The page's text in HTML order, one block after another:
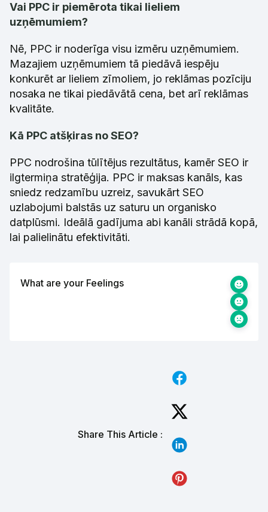
Vai PPC ir piemērota tikai lieliem
uzņēmumiem?
Nē, PPC ir noderīga visu izmēru uzņēmumiem.
Mazajiem uzņēmumiem tā piedāvā iespēju
konkurēt ar lieliem zīmoliem, jo reklāmas pozīciju
nosaka ne tikai piedāvātā cena, bet arī reklāmas
kvalitāte.
Kā PPC atšķiras no SEO?
PPC nodrošina tūlītējus rezultātus, kamēr SEO ir
ilgtermiņa stratēģija. PPC ir maksas kanāls, kas
sniedz redzamību uzreiz, savukārt SEO
uzlabojumi balstās uz saturu un organisko
datplūsmi. Ideālā gadījuma abi kanāli strādā kopā,
lai palielinātu efektivitāti.
What are your Feelings
Share This Article :